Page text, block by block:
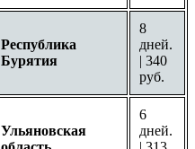
Республика
Бурятия
8
дней.
| 340
руб.
Ульяновская
6
дней.